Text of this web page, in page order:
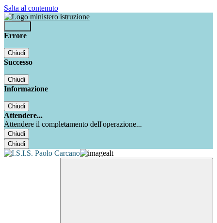
Salta al contenuto
Errore
Chiudi
Successo
Chiudi
Informazione
Chiudi
Attendere...
Attendere il completamento dell'operazione...
Chiudi
Chiudi